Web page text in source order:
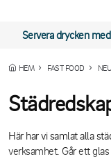
Servera drycken
HEM FAST FOOD
Här har vi samlat alla
verksamhet. Går ett